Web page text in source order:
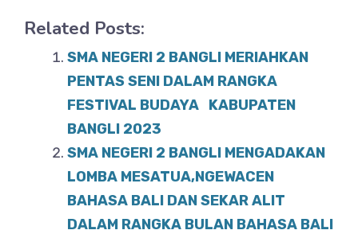
c
e
k
at
s
A
p
p
e
Related Posts:
SMA NEGERI 2 BANGLI MERIAHKAN
PENTAS SENI DALAM RANGKA
FESTIVAL BUDAYA KABUPATEN
BANGLI 2023
SMA NEGERI 2 BANGLI MENGADAKAN
LOMBA MESATUA,NGEWACEN
BAHASA BALI DAN SEKAR ALIT
DALAM RANGKA BULAN BAHASA BALI